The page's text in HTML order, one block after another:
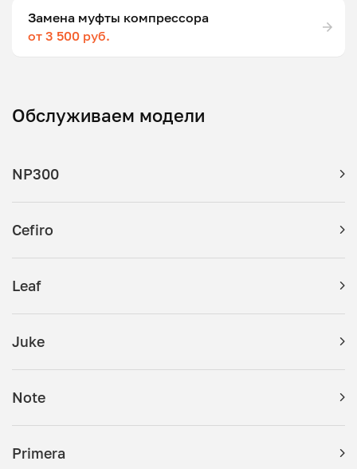
Замена муфты компрессора
от 3 500 руб.
Обслуживаем модели
NP300
Cefiro
Leaf
Juke
Note
Primera